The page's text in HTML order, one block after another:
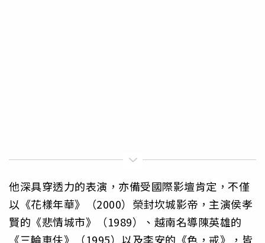
他深具穿透力的表演，亦備受國際影壇肯定，不僅
以《花樣年華》（2000）榮封坎城影帝，主演侯孝
賢的《悲情城市》（1989）、越南名導陳英雄的
《三輪車伕》（1995）以及李安的《色，戒》，皆